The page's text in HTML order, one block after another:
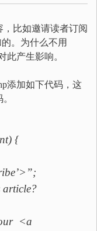
比如邀请读者订阅
。为什么不用
此产生影响。
添加如下代码，这
{
<a